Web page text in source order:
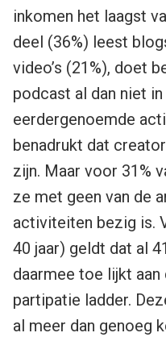
inkomen het laagst
deel (36%) leest
video’s (21%), doet
podcast al dan niet
eerdergenoemde
benadrukt dat
zijn. Maar voor 31%
ze met geen van de
activiteiten bezig is.
40 jaar) geldt dat al
daarmee toe lijkt
partipatie ladder.
al meer dan genoeg